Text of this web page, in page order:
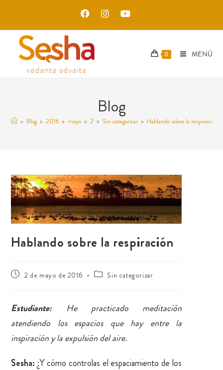
0 MENÚ
Blog
> Blog > 2016 > mayo > 2 > Sin categorizar > Hablando sobre la respiración
Hablando sobre la respiración
2 de mayo de 2016 Sin categorizar
Estudiante:He practicado meditación
atendiendo los espacios que hay entre la
inspiración y la expulsión del aire.
Sesha: ¿Y cómo controlas el espaciamiento de los